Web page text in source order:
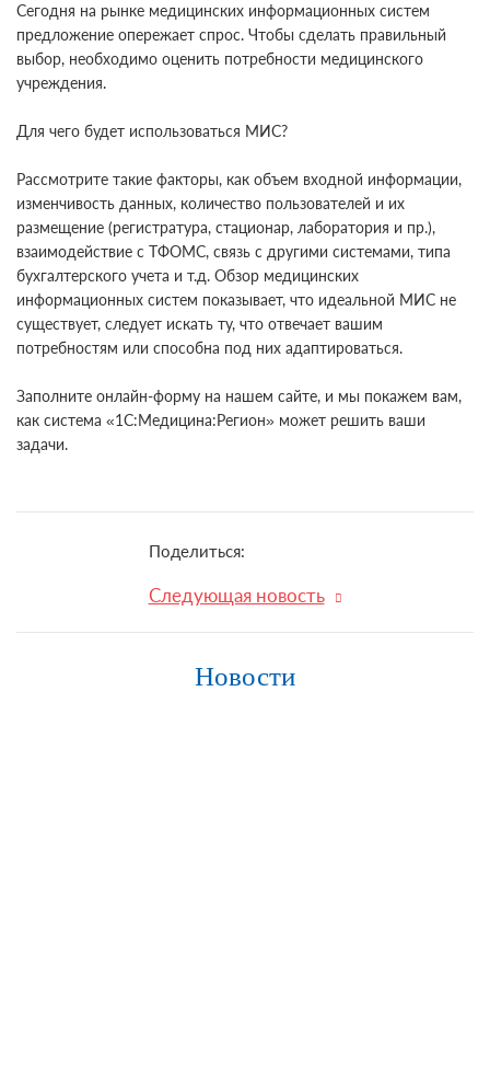
Сегодня на рынке медицинских информационных систем
предложение опережает спрос. Чтобы сделать правильный
выбор, необходимо оценить потребности медицинского
учреждения.
Для чего будет использоваться МИС?
Рассмотрите такие факторы, как объем входной информации,
изменчивость данных, количество пользователей и их
размещение (регистратура, стационар, лаборатория и пр.),
взаимодействие с ТФОМС, связь с другими системами, типа
бухгалтерского учета и т.д. Обзор медицинских
информационных систем показывает, что идеальной МИС не
существует, следует искать ту, что отвечает вашим
потребностям или способна под них адаптироваться.
Заполните онлайн-форму на нашем сайте, и мы покажем вам,
как система «1С:Медицина:Регион» может решить ваши
задачи.
Поделиться:
Следующая новость
Новости